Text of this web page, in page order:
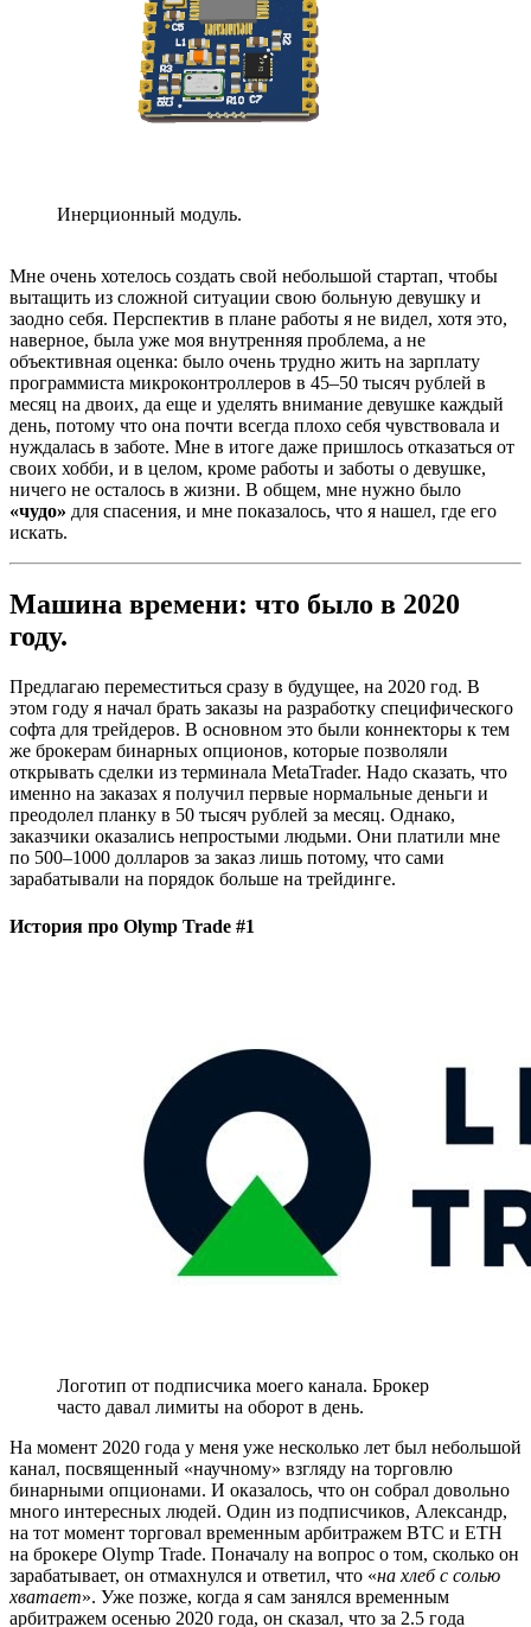
Инерционный модуль.
Мне очень хотелось создать свой небольшой стартап, чтобы
вытащить из сложной ситуации свою больную девушку и
заодно себя. Перспектив в плане работы я не видел, хотя это,
наверное, была уже моя внутренняя проблема, а не
объективная оценка: было очень трудно жить на зарплату
программиста микроконтроллеров в 45–50 тысяч рублей в
месяц на двоих, да еще и уделять внимание девушке каждый
день, потому что она почти всегда плохо себя чувствовала и
нуждалась в заботе. Мне в итоге даже пришлось отказаться от
своих хобби, и в целом, кроме работы и заботы о девушке,
ничего не осталось в жизни. В общем, мне нужно было
«чудо» для спасения, и мне показалось, что я нашел, где его
искать.
Машина времени: что было в 2020
году.
Предлагаю переместиться сразу в будущее, на 2020 год. В
этом году я начал брать заказы на разработку специфического
софта для трейдеров. В основном это были коннекторы к тем
же брокерам бинарных опционов, которые позволяли
открывать сделки из терминала MetaTrader. Надо сказать, что
именно на заказах я получил первые нормальные деньги и
преодолел планку в 50 тысяч рублей за месяц. Однако,
заказчики оказались непростыми людьми. Они платили мне
по 500–1000 долларов за заказ лишь потому, что сами
зарабатывали на порядок больше на трейдинге.
История про Olymp Trade #1
Логотип от подписчика моего канала. Брокер
часто давал лимиты на оборот в день.
На момент 2020 года у меня уже несколько лет был небольшой
канал, посвященный «научному» взгляду на торговлю
бинарными опционами. И оказалось, что он собрал довольно
много интересных людей. Один из подписчиков, Александр,
на тот момент торговал временным арбитражем BTC и ETH
на брокере Olymp Trade. Поначалу на вопрос о том, сколько он
зарабатывает, он отмахнулся и ответил, что «на хлеб с солью
хватает». Уже позже, когда я сам занялся временным
арбитражем осенью 2020 года, он сказал, что за 2.5 года